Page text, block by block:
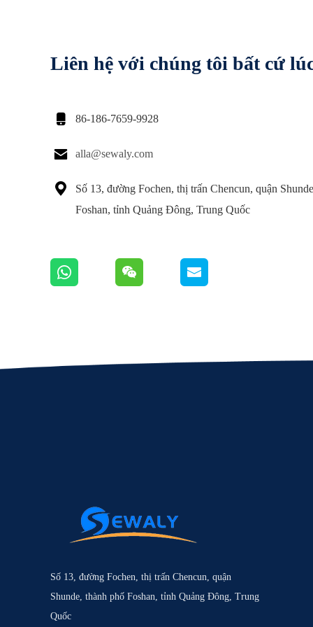
Liên hệ với chúng tôi bất cứ
 86-186-7659-9928
 alla@sewaly.com

Số 13, đường Fochen, thị trấn Chencun, quận
Foshan, tỉnh Quảng Đông, Trung Quốc
Số 13, đường Fochen, thị trấn Chencun, quận
Shunde, thành phố Foshan, tỉnh Quảng Đông, Trung
Quốc